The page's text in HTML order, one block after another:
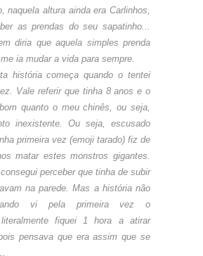
naquela altura ainda era Carlinhos,
as prendas do seu sapatinho...
diria que aquela simples prenda
ia mudar a vida para sempre.
história começa quando o tentei
Vale referir que tinha 8 anos e o
quanto o meu chinês, ou seja,
inexistente. Ou seja, escusado
primeira vez (emoji tarado) fiz de
matar estes monstros gigantes.
perceber que tinha de subir
na parede. Mas a história não
vi pela primeira vez o
literalmente fiquei 1 hora a atirar
pensava que era assim que se